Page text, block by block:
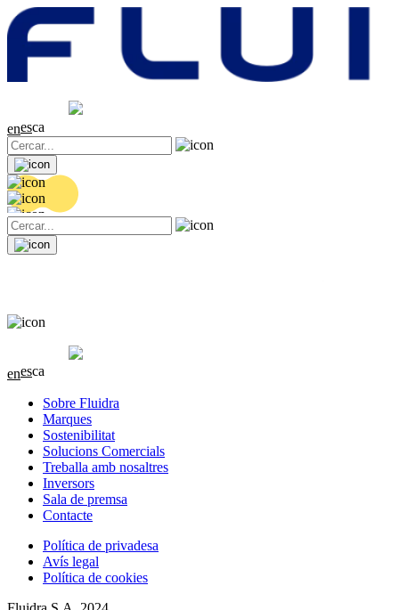
0.04 (+0.2%)
enesca
0.04 (+0.2%)
enesca
Sobre Fluidra
Marques
Sostenibilitat
Solucions Comercials
Treballa amb nosaltres
Inversors
Sala de premsa
Contacte
Política de privadesa
Avís legal
Política de cookies